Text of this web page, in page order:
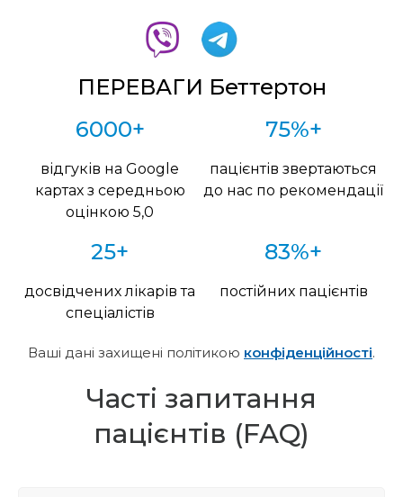
ПЕРЕВАГИ Беттертон
6000+
відгуків на Google
картах з середньою
оцінкою 5,0
75%+
пацієнтів звертаються
до нас по рекомендації
25+
досвідчених лікарів та
спеціалістів
83%+
постійних пацієнтів
Ваші дані захищені політикою конфіденційності.
Часті запитання
пацієнтів (FAQ)